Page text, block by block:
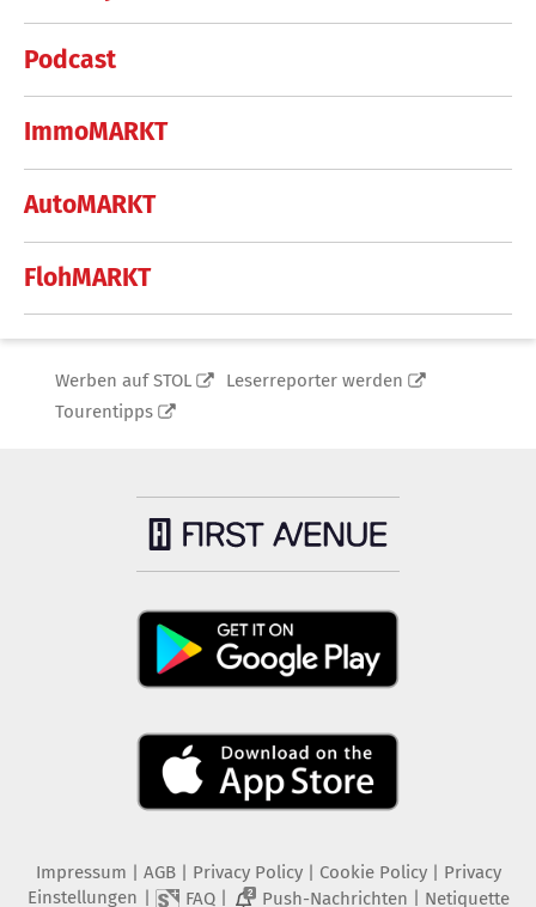
Podcast
ImmoMARKT
AutoMARKT
FlohMARKT
Werben auf STOL
Leserreporter werden
Tourentipps
Impressum AGB Privacy Policy| Cookie Policy| Privacy
Einstellungen
FAQ| 2 Push-Nachrichten Netiquette